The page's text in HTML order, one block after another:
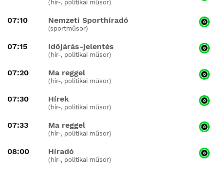
(hír-, politikai műsor)
07:10 Nemzeti Sporthíradó
(sportműsor)
07:15 Időjárás-jelentés
(hír-, politikai műsor)
07:20 Ma reggel
(hír-, politikai műsor)
07:30 Hírek
(hír-, politikai műsor)
07:33 Ma reggel
(hír-, politikai műsor)
08:00 Híradó
(hír-, politikai műsor)